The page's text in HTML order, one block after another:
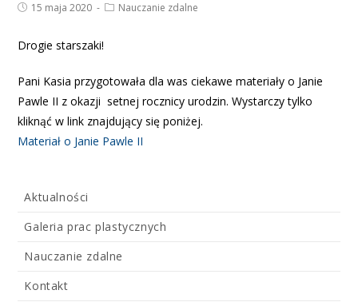
15 maja 2020 Nauczanie zdalne
Drogie starszaki!
Pani Kasia przygotowała dla was ciekawe materiały o Janie
Pawle II z okazji setnej rocznicy urodzin. Wystarczy tylko
kliknąć w link znajdujący się poniżej.
Materiał o Janie Pawle II
Aktualności
Galeria prac plastycznych
Nauczanie zdalne
Kontakt